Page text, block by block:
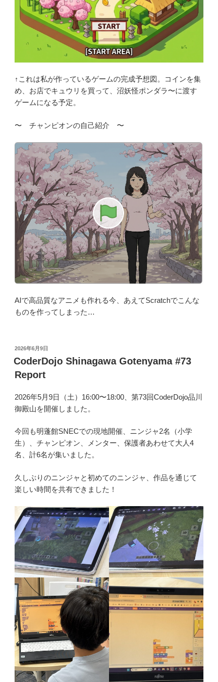
↑これは私が作っているゲームの完成予想図。コインを集
め、お店でキュウリを買って、沼妖怪ポンダラ〜に渡す
ゲームになる予定。
〜 チャンピオンの自己紹介 〜
AIで高品質なアニメも作れる今、あえてScratchでこんな
ものを作ってしまった…
投
稿
日:
2026年6月9日
CoderDojo Shinagawa Gotenyama #73
Report
2026年5月9日（土）16:00〜18:00、第73回CoderDojo品川
御殿山を開催しました。
今回も明蓬館SNECでの現地開催、ニンジャ2名（小学
生）、チャンピオン、メンター、保護者あわせて大人4
名、計6名が集いました。
久しぶりのニンジャと初めてのニンジャ、作品を通じて
楽しい時間を共有できました！